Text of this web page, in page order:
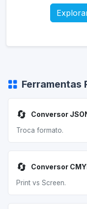
Ferramentas
🔄 Conversor
Troca formato.
🔄 Conversor
Print vs Screen.